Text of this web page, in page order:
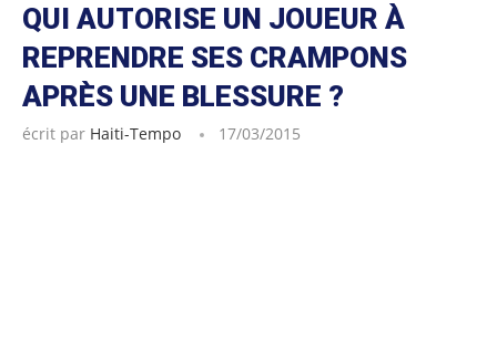
QUI AUTORISE UN JOUEUR À
REPRENDRE SES CRAMPONS
APRÈS UNE BLESSURE ?
écrit par Haiti-Tempo 17/03/2015